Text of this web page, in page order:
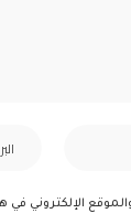
الإلكتروني